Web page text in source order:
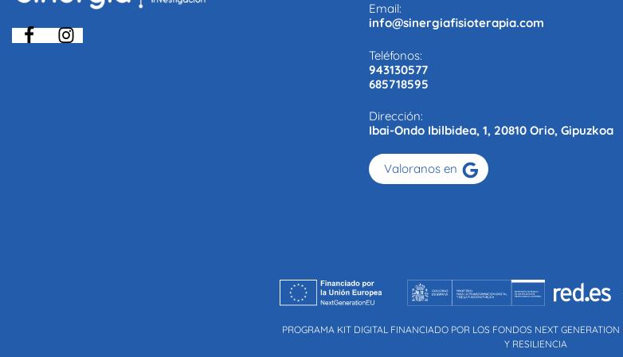
Email:
info@sinergiafisioterapia.com
Teléfonos:
943130577
685718595
Dirección:
Ibai-Ondo Ibilbidea, 1, 20810 Orio, Gipuzkoa
Valoranos en
PROGRAMA KIT DIGITAL FINANCIADO POR LOS FONDOS NEXT
Y RESILIENCIA